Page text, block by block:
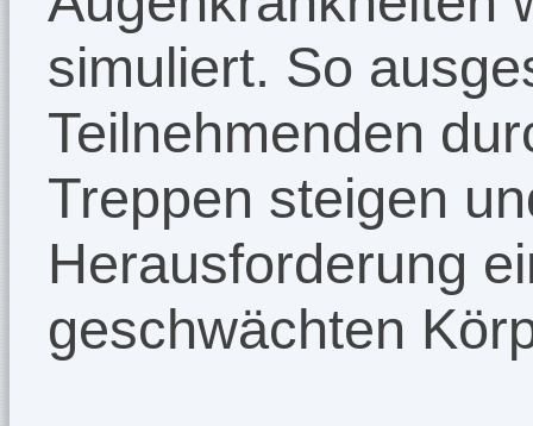
simuliert. So
Teilnehmenden
Treppen steigen
Herausforderung
geschwächten